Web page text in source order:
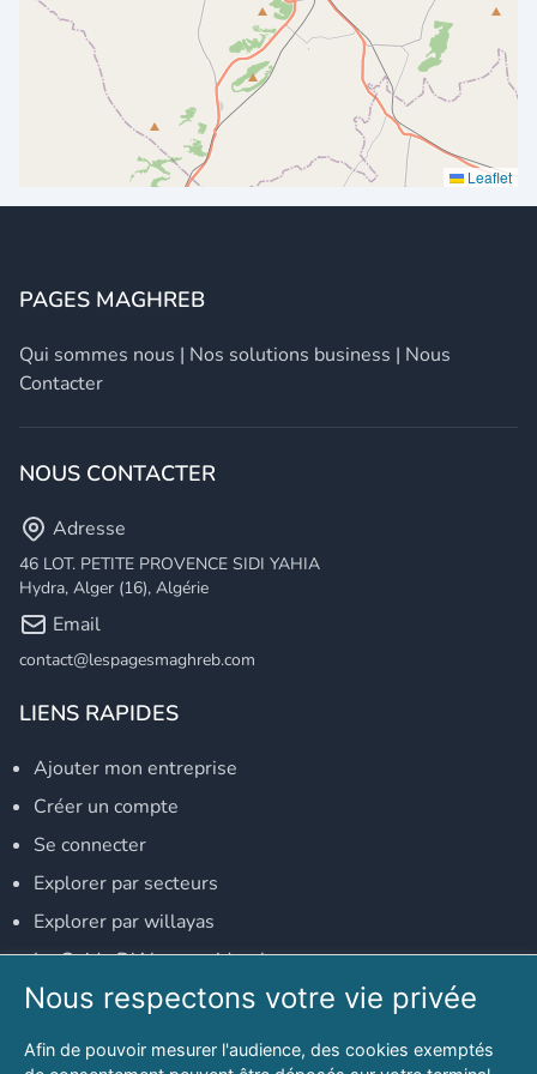
Leaflet
PAGES MAGHREB
Qui sommes nous | Nos solutions business | Nous
Contacter
NOUS CONTACTER
Adresse
46 LOT. PETITE PROVENCE SIDI YAHIA
Hydra, Alger (16), Algérie
Email
contact@lespagesmaghreb.com
LIENS RAPIDES
Ajouter mon entreprise
Créer un compte
Se connecter
Explorer par secteurs
Explorer par willayas
Le Guide D'Alger, guide-alger.com
NOS RÉSEAUX SOCIAUX
Notre page Facebook
Nous respectons votre vie privée
Afin de pouvoir mesurer l'audience, des cookies exemptés